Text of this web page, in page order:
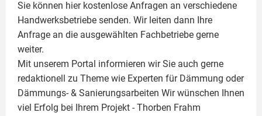
Sie können hier kostenlose Anfragen an verschiedene
Handwerksbetriebe senden. Wir leiten dann Ihre
Anfrage an die ausgewählten Fachbetriebe gerne
weiter.
Mit unserem Portal informieren wir Sie auch gerne
redaktionell zu Theme wie Experten für Dämmung oder
Dämmungs- & Sanierungsarbeiten Wir wünschen Ihnen
viel Erfolg bei Ihrem Projekt - Thorben Frahm